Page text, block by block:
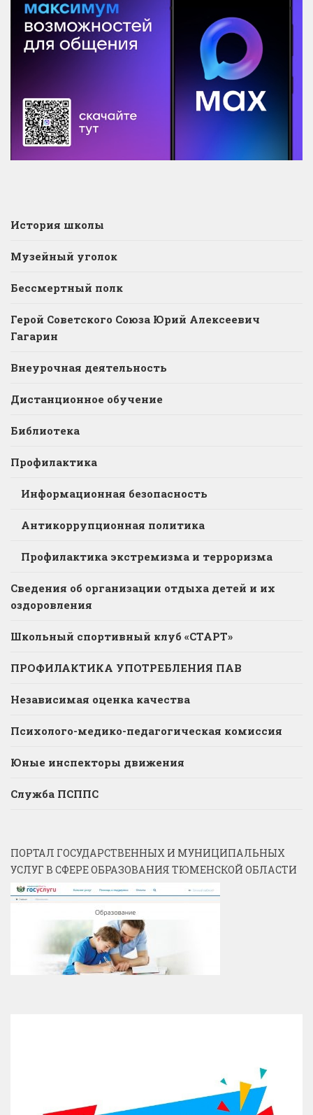
История школы
Музейный уголок
Бессмертный полк
Герой Советского Союза Юрий Алексеевич
Гагарин
Внеурочная деятельность
Дистанционное обучение
Библиотека
Профилактика
Информационная безопасность
Антикоррупционная политика
Профилактика экстремизма и терроризма
Сведения об организации отдыха детей и их
оздоровления
Школьный спортивный клуб «СТАРТ»
ПРОФИЛАКТИКА УПОТРЕБЛЕНИЯ ПАВ
Независимая оценка качества
Психолого-медико-педагогическая комиссия
Юные инспекторы движения
Служба ПСППС
ПОРТАЛ ГОСУДАРСТВЕННЫХ И МУНИЦИПАЛЬНЫХ
УСЛУГ В СФЕРЕ ОБРАЗОВАНИЯ ТЮМЕНСКОЙ ОБЛАСТИ